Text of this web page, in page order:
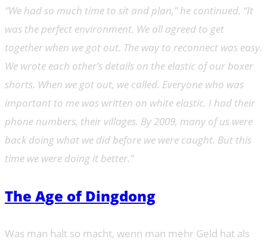
“We had so much time to sit and plan,” he continued. “It
was the perfect environment. We all agreed to get
together when we got out. The way to reconnect was easy.
We wrote each other’s details on the elastic of our boxer
shorts. When we got out, we called. Everyone who was
important to me was written on white elastic. I had their
phone numbers, their villages. By 2009, many of us were
back doing what we did before we were caught. But this
time we were doing it better.”
The Age of Dingdong
Was man halt so macht, wenn man mehr Geld hat als